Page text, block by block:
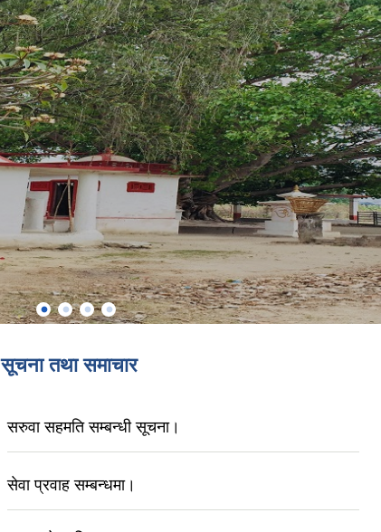
सूचना तथा समाचार
सरुवा सहमति सम्बन्धी सूचना।
सेवा प्रवाह सम्बन्धमा।